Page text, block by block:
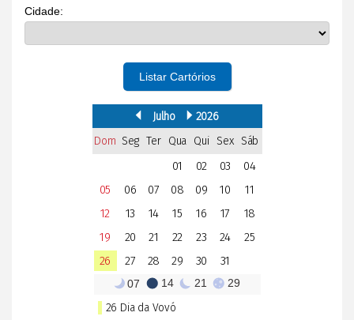
Cidade:
Listar Cartórios